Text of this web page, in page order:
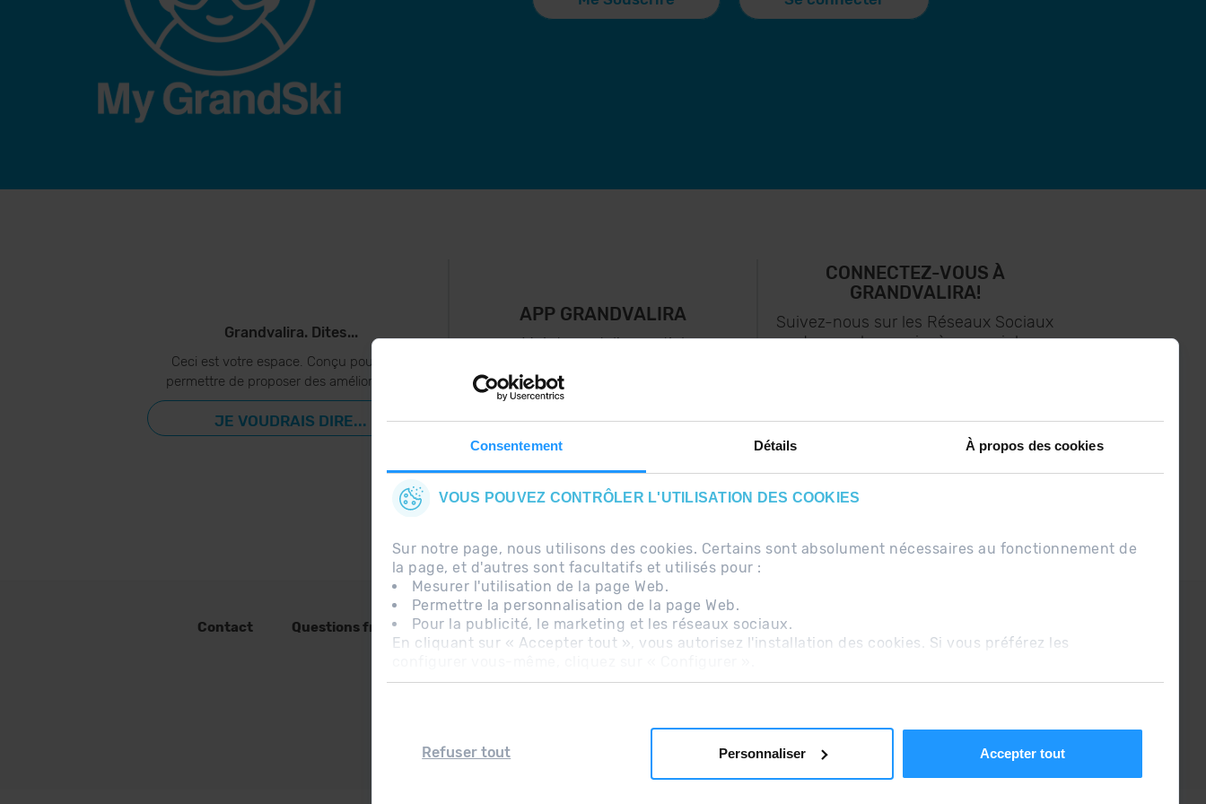
Consentement Détails À propos des cookies
VOUS POUVEZ CONTRÔLER L'UTILISATION DES COOKIES
Sur notre page, nous utilisons des cookies. Certains sont absolument nécessaires au fonctionnement de
la page, et d'autres sont facultatifs et utilisés pour :
Mesurer l'utilisation de la page Web.
Permettre la personnalisation de la page Web.
Pour la publicité, le marketing et les réseaux sociaux.
En cliquant sur « Accepter tout », vous autorisez l'installation des cookies. Si vous préférez les
Refuser tout Personnaliser Accepter tout
Grandvalira. Dites...
Ceci est votre espace. Conçu pour vous
permettre de proposer des améliorations..
JE VOUDRAIS DIRE...
APP GRANDVALIRA
Maintenant, l'essentiel
CONNECTEZ-VOUS À
GRANDVALIRA!
Suivez-nous sur les Réseaux Sociaux
et soyez le premier à recevoir les
Contact Questions fréquentes Avis légal Information complémentaire RGPDUE